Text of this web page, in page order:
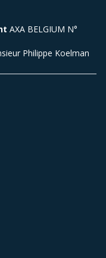
AXA BELGIUM N°
Philippe Koelman